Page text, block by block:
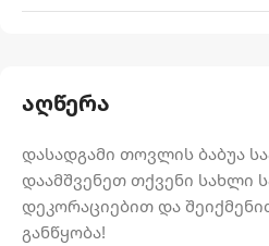
აღწერა
დასადგამი თოვლის ბაბუა
დაამშვენეთ თქვენი სახლი
დეკორაციებით და
განწყობა!